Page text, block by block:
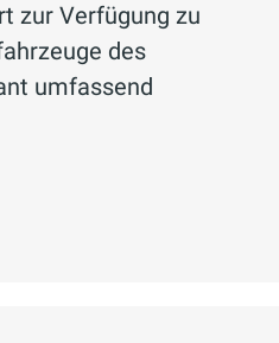
zur Verfügung zu
des
umfassend